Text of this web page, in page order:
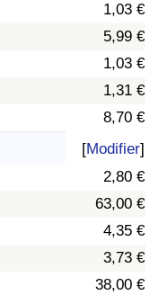
1,03 €
5,99 €
1,03 €
1,31 €
8,70 €
[Modifier]
2,80 €
63,00 €
4,35 €
3,73 €
38,00 €